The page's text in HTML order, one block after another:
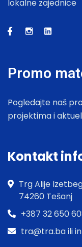
lokalne zajednice
Promo
Pogledajte naš
projektima i
Kontakt
Trg Alije
74260 Tešanj
+387 32 650
tra@tra.ba ili